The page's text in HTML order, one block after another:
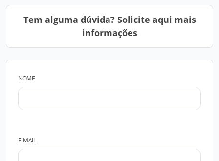
Tem alguma dúvida? Solicite aqui mais
informações
NOME
E-MAIL